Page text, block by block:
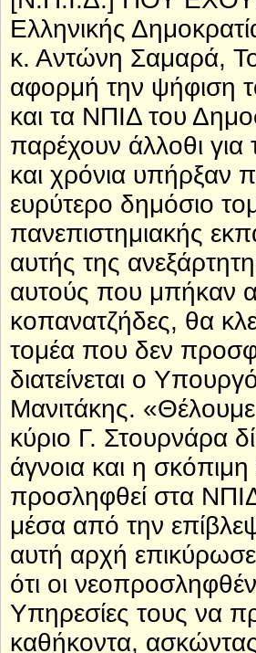
Ελληνικής
κ. Αντώνη Σαμαρά, Το
αφορμή την ψήφιση
και τα ΝΠΙΔ του
παρέχουν άλλοθι για
και χρόνια υπήρξαν
ευρύτερο δημόσιο
πανεπιστημιακής
αυτής της
αυτούς που μπήκαν
κοπανατζήδες, θα
τομέα που δεν
διατείνεται ο
Μανιτάκης.
κύριο Γ. Στουρνάρα
άγνοια και η
προσληφθεί στα ΝΠΙΔ
μέσα από την
αυτή αρχή επικύρωσε
ότι οι
Υπηρεσίες τους να
καθήκοντα,